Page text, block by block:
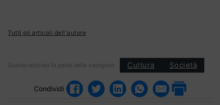
Tutti gli articoli dell'autore
Questo articolo fa parte delle categorie: Cultura Società
Condividi